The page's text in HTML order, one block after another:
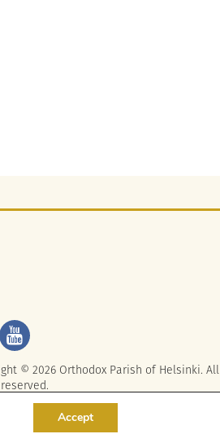
© 2026 Orthodox Parish of Helsinki. All
Accept